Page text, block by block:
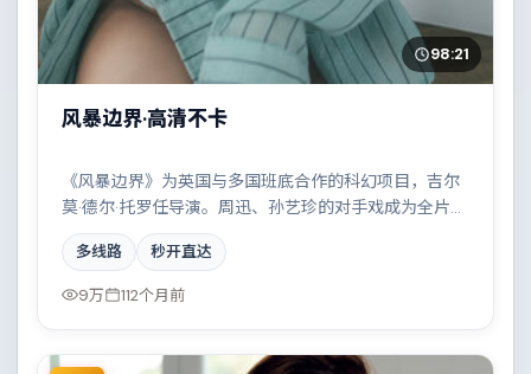
98:21
风暴边界·高清不卡
《风暴边界》为英国与多国班底合作的科幻项目，吉尔
莫·德尔·托罗任导演。周迅、孙艺珍的对手戏成为全片高
光，科技伦理与情感羁绊形成强烈对撞。配乐与摄影风
格统一，具备院线质感。
多线路 秒开直达
9万 112个月前